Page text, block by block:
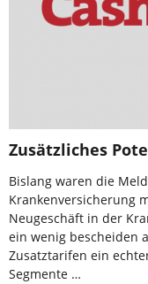
Zusätzliches
Bislang waren die
Krankenversicherung
Neugeschäft in der
ein wenig bescheiden
Zusatztarifen ein
Segmente …